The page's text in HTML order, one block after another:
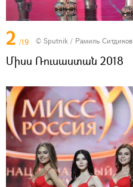
2 /19 © Sputnik / Рамиль Ситдиков
Միսս Ռուսաստան 2018